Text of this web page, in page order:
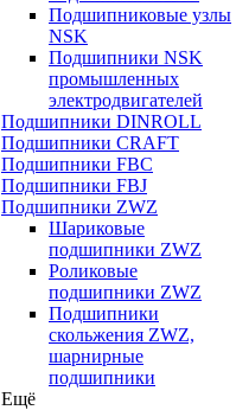
Подшипниковые узлы
NSK
Подшипники NSK
промышленных
электродвигателей
Подшипники DINROLL
Подшипники CRAFT
Подшипники FBC
Подшипники FBJ
Подшипники ZWZ
Шариковые
подшипники ZWZ
Роликовые
подшипники ZWZ
Подшипники
скольжения ZWZ,
шарнирные
подшипники
Ещё